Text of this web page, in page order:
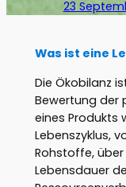
23
Was ist eine
Die Ökobilanz
Bewertung der
eines Produkts
Lebenszyklus,
Rohstoffe, über
Lebensdauer